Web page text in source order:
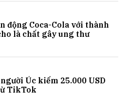
động Coca-Cola với thành
là chất gây ung thư
Úc kiếm 25.000 USD
TikTok